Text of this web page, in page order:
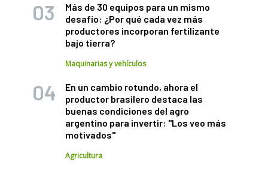
Más de 30 equipos para un mismo
desafío: ¿Por qué cada vez más
productores incorporan fertilizante
bajo tierra?
Maquinarias y vehículos
En un cambio rotundo, ahora el
productor brasilero destaca las
buenas condiciones del agro
argentino para invertir: "Los veo más
motivados"
Agricultura